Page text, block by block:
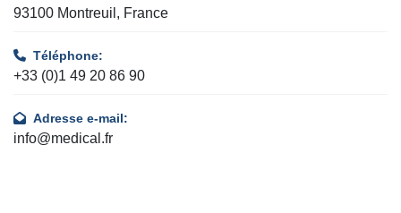
93100 Montreuil, France
Téléphone:
+33 (0)1 49 20 86 90
Adresse e-mail:
info@medical.fr